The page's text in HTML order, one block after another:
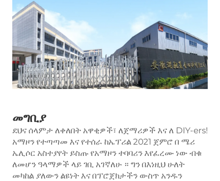
መግቢያ
ደህና ሰላምታ ለቀለበት አዋቂዎች፣ ለጀማሪዎች እና ለ DIY-ers!
አማዞን የተጣጣመ እና የተሰራ ከኤፕሪል 2021 ጀምሮ በ ሜሪ
ኤሊሶር አስተያየት ይስጡ የአማዞን ተባባሪን እየፈረሙ ነው ብቁ
ለመሆን ዓላማዎች ላይ ገቢ አገኛለሁ ። ግን በእነዚህ ሁለት
መካከል ያለውን ልዩነት እና በፕሮጀክታችን ውስጥ አንዱን